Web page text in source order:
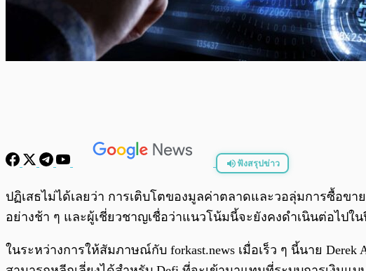
ฟังสรุปข่าว
พร้อมเล่น
ปฏิเสธไม่ได้เลยว่า การเติบโตของมูลค่าตลาดและวอลุ่มการซื้อขา
อย่างช้า ๆ และผู้เชี่ยวชาญเชื่อว่าแนวโน้มนี้จะยังคงดำเนินต่อไปใน
ในระหว่างการให้สัมภาษณ์กับ forkast.news เมื่อเร็ว ๆ นี้นาย